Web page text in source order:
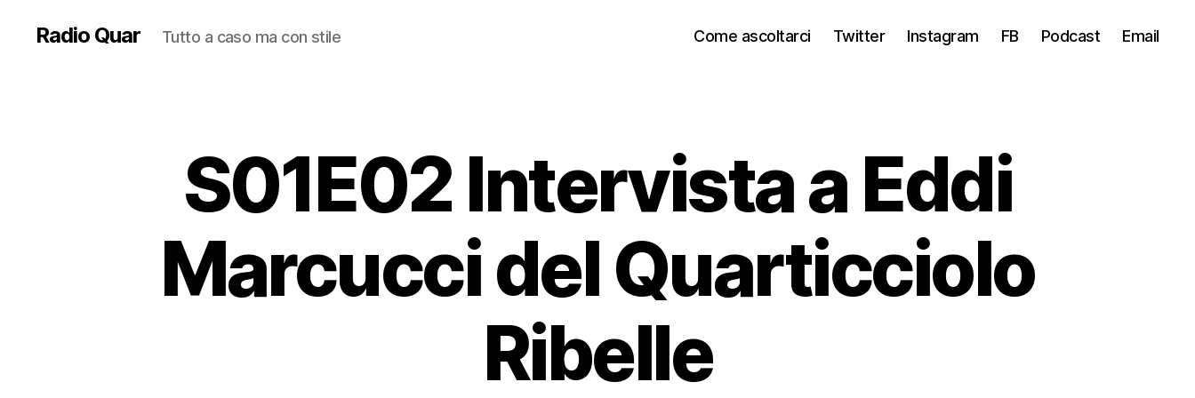
Radio Quar Tutto a caso ma con stile Come ascoltarci Twitter Instagram FB Podcast Email
S01E02 Intervista a Eddi
Marcucci del Quarticciolo
Ribelle